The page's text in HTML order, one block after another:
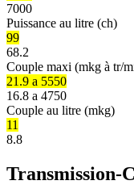
7000
Puissance au litre (ch)
99
68.2
Couple maxi (mkg à tr/
21.9 a 5550
16.8 a 4750
Couple au litre (mkg)
11
8.8
Transmission-